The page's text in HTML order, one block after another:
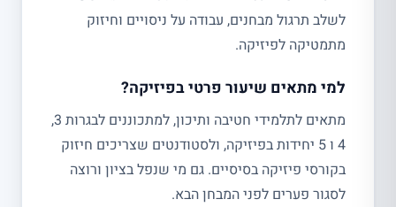
לשלב תרגול מבחנים, עבודה על ניסויים וחיזוק
מתמטיקה לפיזיקה.
למי מתאים שיעור פרטי בפיזיקה?
מתאים לתלמידי חטיבה ותיכון, למתכוננים לבגרות 3,
4 ו 5 יחידות בפיזיקה, ולסטודנטים שצריכים חיזוק
בקורסי פיזיקה בסיסיים. גם מי שנפל בציון ורוצה
לסגור פערים לפני המבחן הבא.